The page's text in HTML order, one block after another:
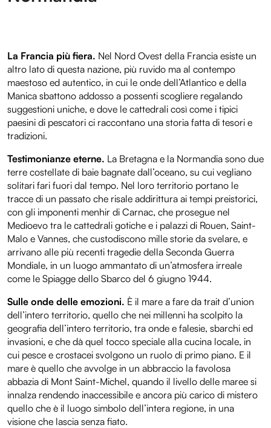
La Francia più fiera. Nel Nord Ovest della Francia esiste un
altro lato di questa nazione, più ruvido ma al contempo
maestoso ed autentico, in cui le onde dell’Atlantico e della
Manica sbattono addosso a possenti scogliere regalando
suggestioni uniche, e dove le cattedrali così come i tipici
paesini di pescatori ci raccontano una storia fatta di tesori e
tradizioni.
Testimonianze eterne. La Bretagna e la Normandia sono due
terre costellate di baie bagnate dall’oceano, su cui vegliano
solitari fari fuori dal tempo. Nel loro territorio portano le
tracce di un passato che risale addirittura ai tempi preistorici,
con gli imponenti menhir di Carnac, che prosegue nel
Medioevo tra le cattedrali gotiche e i palazzi di Rouen, Saint-
Malo e Vannes, che custodiscono mille storie da svelare, e
arrivano alle più recenti tragedie della Seconda Guerra
Mondiale, in un luogo ammantato di un’atmosfera irreale
come le Spiagge dello Sbarco del 6 giugno 1944.
Sulle onde delle emozioni. È il mare a fare da trait d’union
dell’intero territorio, quello che nei millenni ha scolpito la
geografia dell’intero territorio, tra onde e falesie, sbarchi ed
invasioni, e che dà quel tocco speciale alla cucina locale, in
cui pesce e crostacei svolgono un ruolo di primo piano. E il
mare è quello che avvolge in un abbraccio la favolosa
abbazia di Mont Saint-Michel, quando il livello delle maree si
innalza rendendo inaccessibile e ancora più carico di mistero
quello che è il luogo simbolo dell’intera regione, in una
visione che lascia senza fiato.